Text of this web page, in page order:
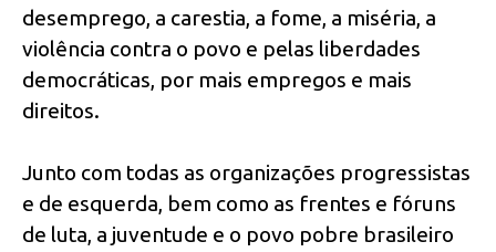
desemprego, a carestia, a fome, a miséria, a
violência contra o povo e pelas liberdades
democráticas, por mais empregos e mais
direitos.
Junto com todas as organizações progressistas
e de esquerda, bem como as frentes e fóruns
de luta, a juventude e o povo pobre brasileiro